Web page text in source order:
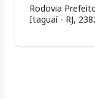
Rodovia
Itaguaí - RJ,